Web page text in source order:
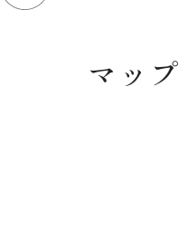
マップ